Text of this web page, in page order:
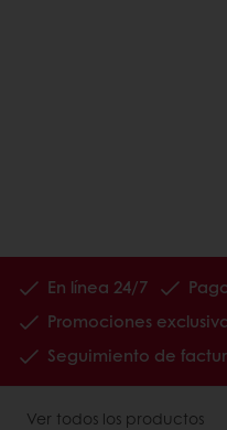
En línea 24/7
Promociones
Seguimiento de
Ver todos los productos